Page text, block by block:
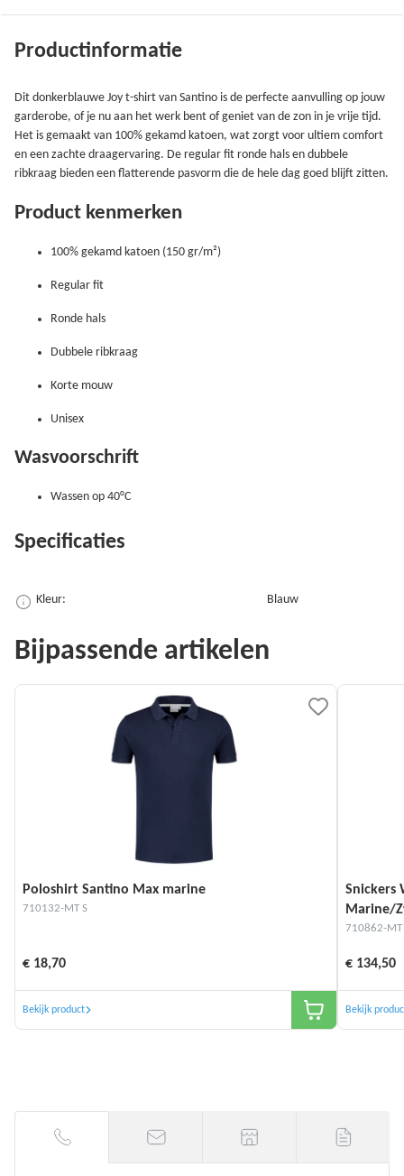
Productinformatie
Dit donkerblauwe Joy t-shirt van Santino is de perfecte aanvulling op jouw
garderobe, of je nu aan het werk bent of geniet van de zon in je vrije tijd.
Het is gemaakt van 100% gekamd katoen, wat zorgt voor ultiem comfort
en een zachte draagervaring. De regular fit ronde hals en dubbele
ribkraag bieden een flatterende pasvorm die de hele dag goed blijft zitten.
Product kenmerken
100% gekamd katoen (150 gr/m²)
Regular fit
Ronde hals
Dubbele ribkraag
Korte mouw
Unisex
Wasvoorschrift
Wassen op 40°C
Specificaties
Kleur: Blauw
Bijpassende artikelen
Poloshirt Santino Max marine
710132-MT S
€ 18,70
Bekijk product
Snickers
Marine/
710862-
€ 134,50
Bekijk